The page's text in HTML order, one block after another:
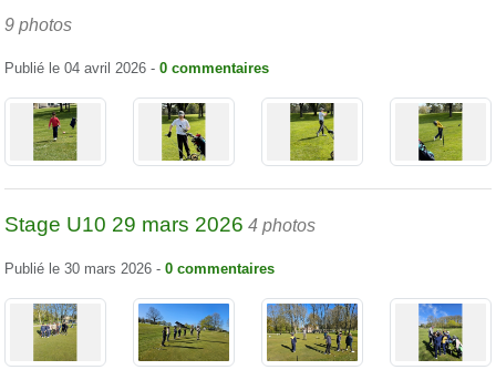
9 photos
Publié le 04 avril 2026 - 0 commentaires
Stage U10 29 mars 2026 4 photos
Publié le 30 mars 2026 - 0 commentaires